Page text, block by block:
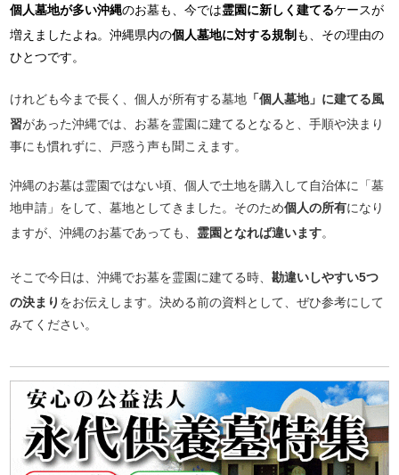
個人墓地が多い沖縄のお墓も、今では霊園に新しく建てるケースが
増えましたよね。沖縄県内の個人墓地に対する規制 も、その理由の
ひとつです。
けれども今まで長く、個人が所有する墓地 「個人墓地」に建てる風
習があった沖縄では、お墓を霊園に建てるとなると、手順や決まり
事にも慣れずに、戸惑う声も聞こえます。
沖縄のお墓は霊園ではない頃、個人で土地を購入して自治体に「墓
地申請」をして、墓地としてきました。そのため個人の所有になり
ますが、沖縄のお墓であっても、 霊園となれば違います。
そこで今日は、沖縄でお墓を霊園に建てる時、勘違いしやすい5つ
の決まり をお伝えします。決める前の資料として、ぜひ参考にして
みてください。